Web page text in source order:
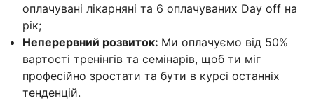
оплачувані лікарняні та 6 оплачуваних Day off на
рік;
Неперервний розвиток: Ми оплачуємо від 50%
вартості тренінгів та семінарів, щоб ти міг
професійно зростати та бути в курсі останніх
тенденцій.